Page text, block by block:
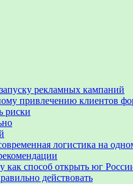
рекламных кампаний
привлечению клиентов
риски
логистика на
способ открыть юг
действовать